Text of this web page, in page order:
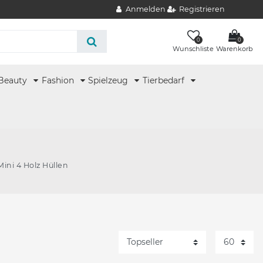
Anmelden Registrieren
0
Wunschliste
0
Warenkorb
Fashion Spielzeug Tierbedarf
4 Holz Hüllen